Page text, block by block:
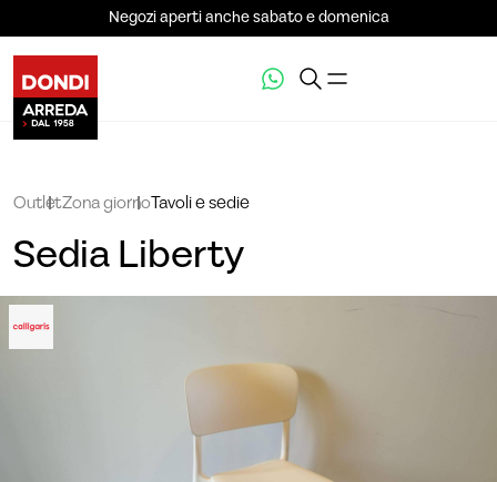
Negozi aperti anche sabato e domenica
OutletZona giornoTavoli e sedie
Sedia Liberty